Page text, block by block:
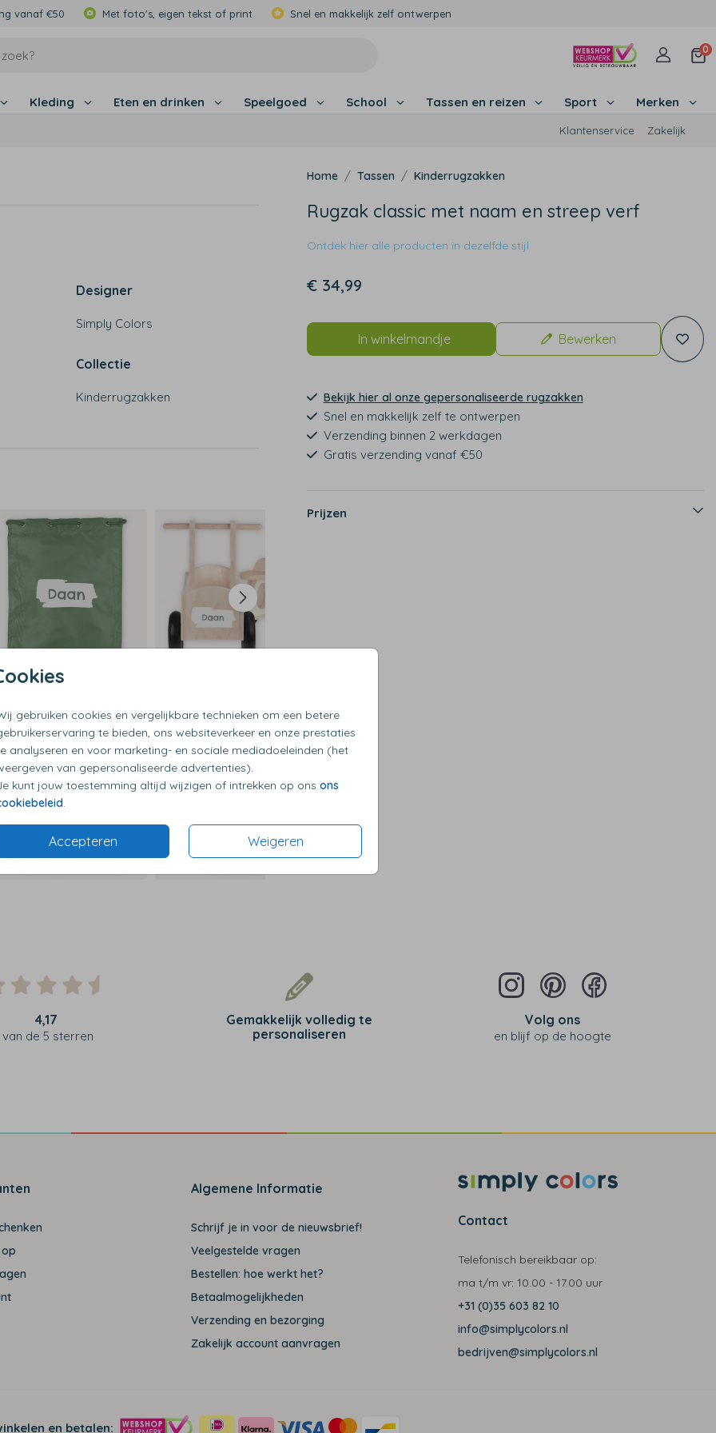
vanaf €50 Met foto's, eigen tekst of print Snel en makkelijk zelf ontwerpen
0
Kleding Eten en drinken Speelgoed School Tassen en reizen Sport Merken
Klantenservice Zakelijk
gebruiken cookies en vergelijkbare technieken om een betere
te bieden, ons websiteverkeer en onze prestaties
analyseren en voor marketing- en sociale mediadoeleinden (het
van gepersonaliseerde advertenties).
kunt jouw toestemming altijd wijzigen of intrekken op ons ons
Accepteren Weigeren
Designer
Simply Colors
Collectie
Kinderrugzakken
Op diverse kleuren en maten Op diverse kleuren en maten
Tassen Kinderrugzakken
Rugzak classic met naam en streep verf
Ontdek hier alle producten in dezelfde stijl
€ 34,99
In winkelmandje Bewerken
Bekijk hier al onze gepersonaliseerde rugzakken
Snel en makkelijk zelf te ontwerpen
Verzending binnen 2 werkdagen
Gratis verzending vanaf €50
Prijzen
4,17
van de 5 sterren
Gemakkelijk volledig te
personaliseren
Volg ons
en blijf op de hoogte
Algemene Informatie
Schrijf je in voor de nieuwsbrief!
Veelgestelde vragen
Bestellen: hoe werkt het?
Betaalmogelijkheden
Verzending en bezorging
Zakelijk account aanvragen
Contact
Telefonisch bereikbaar op:
ma t/m vr: 10.00 - 17.00 uur
+31 (0)35 603 82 10
info@simplycolors.nl
bedrijven@simplycolors.nl
en betalen: